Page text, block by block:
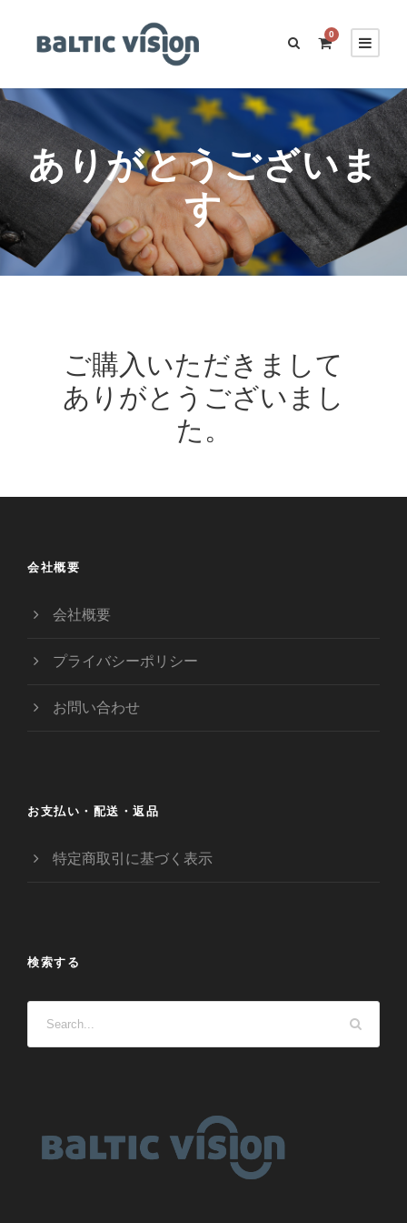
0
ありがとうございま
す
ご購入いただきまして
ありがとうございまし
た。
会社概要
会社概要
プライバシーポリシー
お問い合わせ
お支払い・配送・返品
特定商取引に基づく表示
検索する